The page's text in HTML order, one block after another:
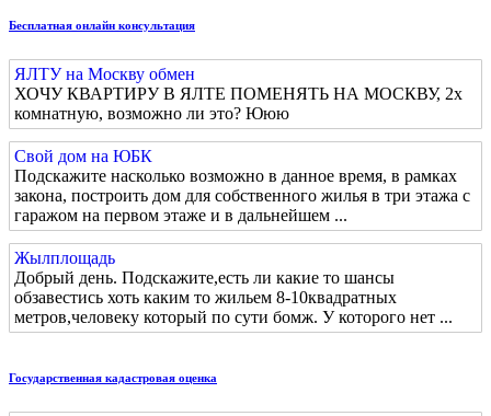
Бесплатная онлайн консультация
ЯЛТУ на Москву обмен
ХОЧУ КВАРТИРУ В ЯЛТЕ ПОМЕНЯТЬ НА МОСКВУ, 2х
комнатную, возможно ли это? Ююю
Свой дом на ЮБК
Подскажите насколько возможно в данное время, в рамках
закона, построить дом для собственного жилья в три этажа с
гаражом на первом этаже и в дальнейшем ...
Жылплощадь
Добрый день. Подскажите,есть ли какие то шансы
обзавестись хоть каким то жильем 8-10квадратных
метров,человеку который по сути бомж. У которого нет ...
Государственная кадастровая оценка